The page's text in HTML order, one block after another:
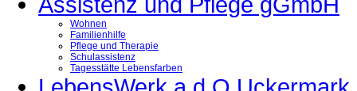
Wohnen
Familienhilfe
Pflege und Therapie
Schulassistenz
Tagesstätte Lebensfarben